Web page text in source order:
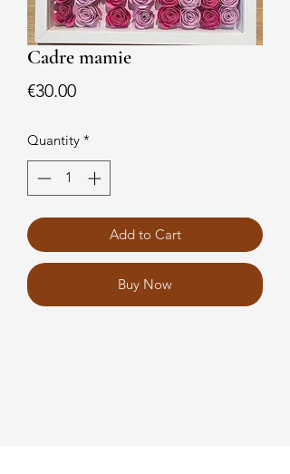
Cadre mamie
€30.00Price
Quantity *
Add to Cart
Buy Now